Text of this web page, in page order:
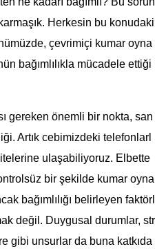
Herkesin bu konudaki
çevrimiçi kumar oyna
bağımlılıkla mücadele ettiği
gereken önemli bir nokta, san
Artık cebimizdeki telefonlarl
ulaşabiliyoruz. Elbette
bir şekilde kumar oyna
bağımlılığı belirleyen faktörl
değil. Duygusal durumlar, str
gibi unsurlar da buna katkıda